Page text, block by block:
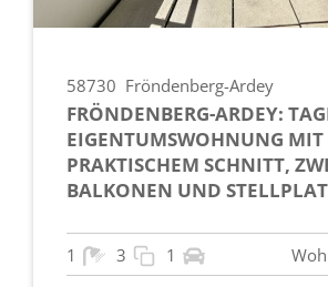
58730 Fröndenberg-Ardey
FRÖNDENBERG-ARDEY:
EIGENTUMSWOHNUNG MIT
PRAKTISCHEM SCHNITT,
BALKONEN UND
1 3 1